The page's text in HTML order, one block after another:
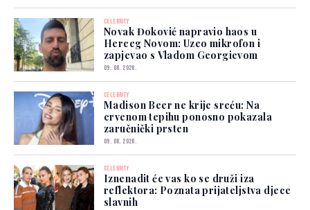
CELEBRITY
Novak Đoković napravio haos u
Herceg Novom: Uzeo mikrofon i
zapjevao s Vladom Georgievom
09. 08. 2026.
CELEBRITY
Madison Beer ne krije sreću: Na
crvenom tepihu ponosno pokazala
zaručnički prsten
09. 08. 2026.
CELEBRITY
Iznenadit će vas ko se druži iza
reflektora: Poznata prijateljstva djece
slavnih